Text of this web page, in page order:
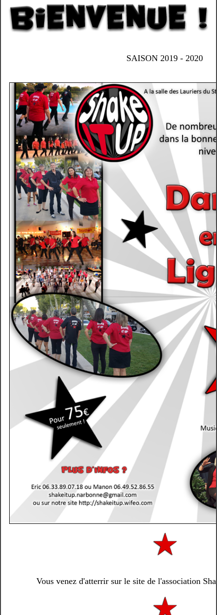
SAISON 2019 - 2020
Vous venez d'atterrir sur le site de l'association